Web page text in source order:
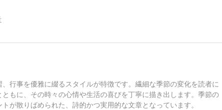
行事を優雅に綴るスタイルが特徴です。繊細な季節の変化を読者に
もに、その時々の心情や生活の喜びを丁寧に描き出します。季節の
が散りばめられた、詩的かつ実用的な文章となっています。